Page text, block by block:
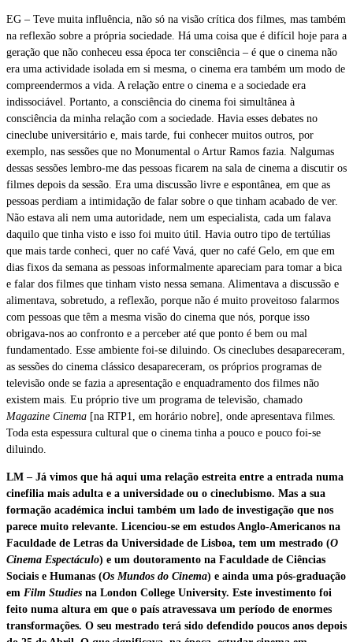
EG – Teve muita influência, não só na visão crítica dos filmes, mas também
na reflexão sobre a própria sociedade. Há uma coisa que é difícil hoje para a
geração que não conheceu essa época ter consciência – é que o cinema não
era uma actividade isolada em si mesma, o cinema era também um modo de
compreendermos a vida. A relação entre o cinema e a sociedade era
indissociável. Portanto, a consciência do cinema foi simultânea à
consciência da minha relação com a sociedade. Havia esses debates no
cineclube universitário e, mais tarde, fui conhecer muitos outros, por
exemplo, nas sessões que no Monumental o Artur Ramos fazia. Nalgumas
dessas sessões lembro-me das pessoas ficarem na sala de cinema a discutir os
filmes depois da sessão. Era uma discussão livre e espontânea, em que as
pessoas perdiam a intimidação de falar sobre o que tinham acabado de ver.
Não estava ali nem uma autoridade, nem um especialista, cada um falava
daquilo que tinha visto e isso foi muito útil. Havia outro tipo de tertúlias
que mais tarde conheci, quer no café Vavá, quer no café Gelo, em que em
dias fixos da semana as pessoas informalmente apareciam para tomar a bica
e falar dos filmes que tinham visto nessa semana. Alimentava a discussão e
alimentava, sobretudo, a reflexão, porque não é muito proveitoso falarmos
com pessoas que têm a mesma visão do cinema que nós, porque isso
obrigava-nos ao confronto e a perceber até que ponto é bem ou mal
fundamentado. Esse ambiente foi-se diluindo. Os cineclubes desapareceram,
as sessões do cinema clássico desapareceram, os próprios programas de
televisão onde se fazia a apresentação e enquadramento dos filmes não
existem mais. Eu próprio tive um programa de televisão, chamado
Magazine Cinema [na RTP1, em horário nobre], onde apresentava filmes.
Toda esta espessura cultural que o cinema tinha a pouco e pouco foi-se
diluindo.
LM – Já vimos que há aqui uma relação estreita entre a entrada numa
cinefilia mais adulta e a universidade ou o cineclubismo. Mas a sua
formação académica inclui também um lado de investigação que nos
parece muito relevante. Licenciou-se em estudos Anglo-Americanos na
Faculdade de Letras da Universidade de Lisboa, tem um mestrado (O
Cinema Espectáculo) e um doutoramento na Faculdade de Ciências
Sociais e Humanas (Os Mundos do Cinema) e ainda uma pós-graduação
em Film Studies na London College University. Este investimento foi
feito numa altura em que o país atravessava um período de enormes
transformações. O seu mestrado terá sido defendido poucos anos depois